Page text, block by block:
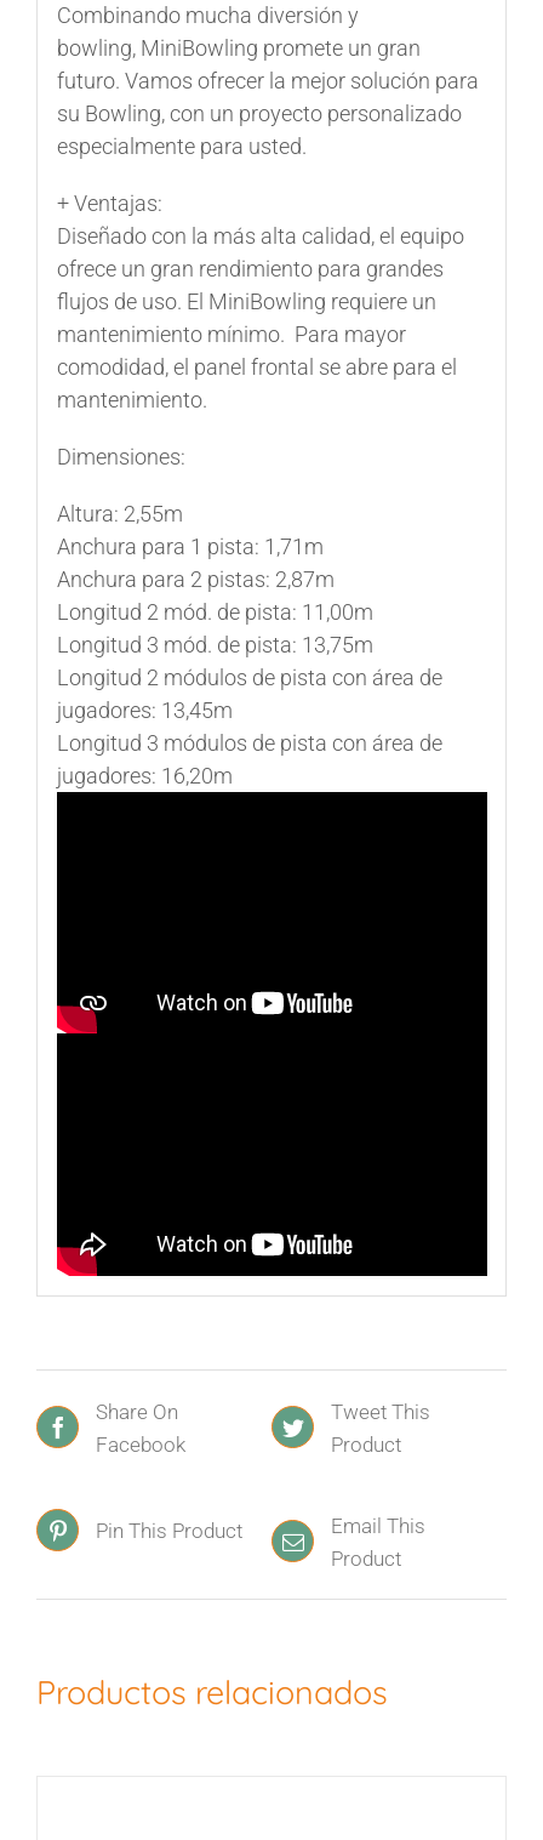
Combinando mucha diversión y
bowling, MiniBowling promete un gran
futuro. Vamos ofrecer la mejor solución para
su Bowling, con un proyecto personalizado
especialmente para usted.
+ Ventajas:
Diseñado con la más alta calidad, el equipo
ofrece un gran rendimiento para grandes
flujos de uso. El MiniBowling requiere un
mantenimiento mínimo. Para mayor
comodidad, el panel frontal se abre para el
mantenimiento.
Dimensiones:
Altura: 2,55m
Anchura para 1 pista: 1,71m
Anchura para 2 pistas: 2,87m
Longitud 2 mód. de pista: 11,00m
Longitud 3 mód. de pista: 13,75m
Longitud 2 módulos de pista con área de
jugadores: 13,45m
Longitud 3 módulos de pista con área de
jugadores: 16,20m
Share On
Facebook
Tweet This
Product
Pin This Product
Email This
Product
Productos relacionados